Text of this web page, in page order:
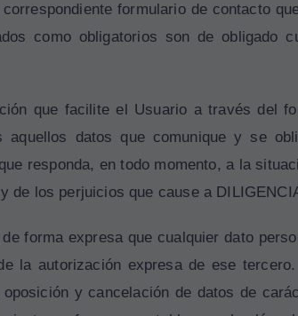
formulario de contacto
como obligatorios son de
que facilite el Usuario a través del
aquellos datos que comunique y se
responda, en todo momento, a la
de los perjuicios que cause a
forma expresa que cualquier dato
la autorización expresa de ese
y cancelación de datos de